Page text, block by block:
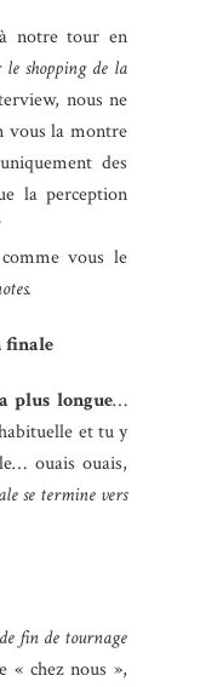
à notre tour en
le shopping de la
nous ne
vous la montre
des
la perception
vous le
finale
plus longue…
et tu y
ouais ouais,
se termine vers
fin de tournage
« chez nous »,